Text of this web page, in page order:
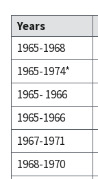
Years
1965-1968
1965-1974*
1965- 1966
1965-1966
1967-1971
1968-1970